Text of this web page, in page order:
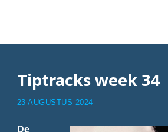
Tiptracks week 34
23 AUGUSTUS 2024
De